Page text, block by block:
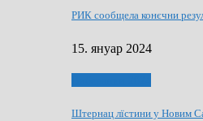
РИК сообщела конєчни
15. януар 2024
Штернац лїстини у Новим